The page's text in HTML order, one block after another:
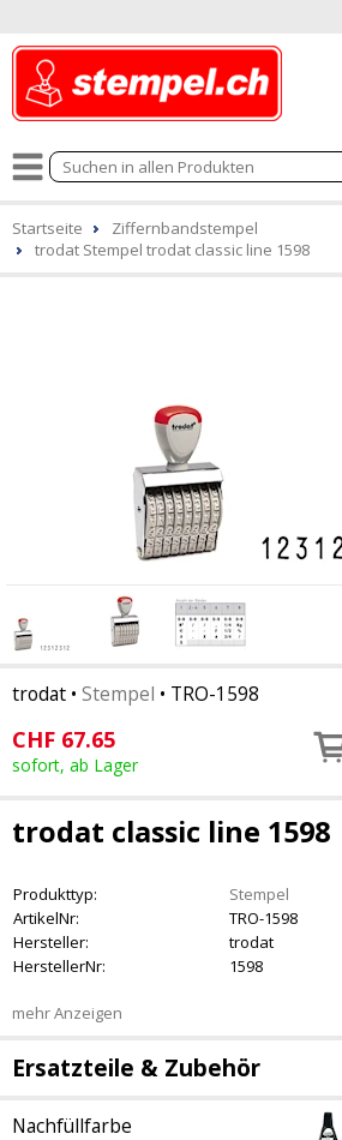
Startseite
Ziffernbandstempel
trodat Stempel trodat classic line 1598
trodat • Stempel • TRO-1598
CHF 67.65
sofort, ab Lager
trodat classic line 1598
Produkttyp:
Stempel
ArtikelNr:
TRO-1598
Hersteller:
trodat
HerstellerNr:
1598
mehr Anzeigen
Ersatzteile & Zubehör
Nachfüllfarbe